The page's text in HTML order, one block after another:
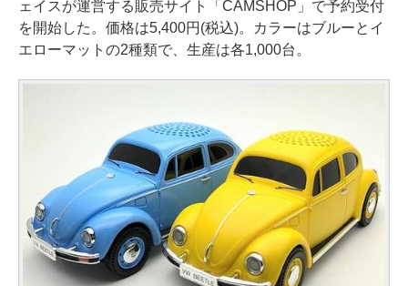
ェイスが運営する販売サイト「CAMSHOP」で予約受付
を開始した。価格は5,400円(税込)。カラーはブルーとイ
エローマットの2種類で、生産は各1,000台。